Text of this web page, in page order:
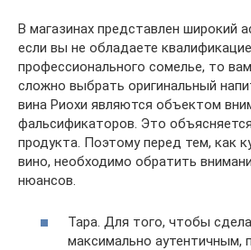
В магазинах представлен широкий
если вы не обладаете
профессионального сомелье, то
сложно выбрать оригинальный
вина Риохи являются объектом
фальсификаторов. Это
продукта. Поэтому перед тем, как
вино, необходимо обратить
нюансов.
Тара. Для того, чтобы
максимально аутентичным,